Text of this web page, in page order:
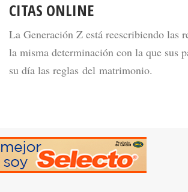
La Generación Z está reescribiendo las
la misma determinación con la que sus
su día las reglas del matrimonio.